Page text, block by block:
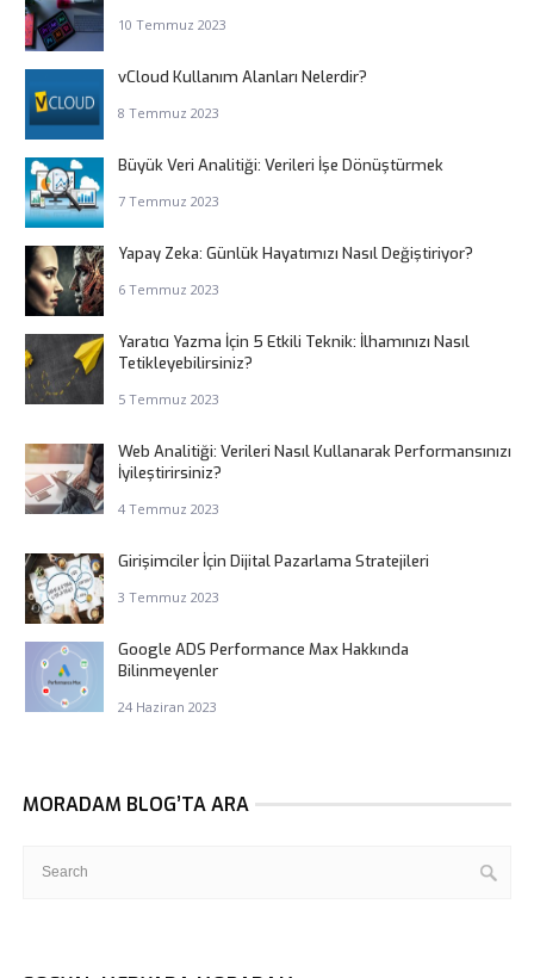
10 Temmuz 2023
vCloud Kullanım Alanları Nelerdir?
8 Temmuz 2023
Büyük Veri Analitiği: Verileri İşe Dönüştürmek
7 Temmuz 2023
Yapay Zeka: Günlük Hayatımızı Nasıl Değiştiriyor?
6 Temmuz 2023
Yaratıcı Yazma İçin 5 Etkili Teknik: İlhamınızı Nasıl
Tetikleyebilirsiniz?
5 Temmuz 2023
Web Analitiği: Verileri Nasıl Kullanarak Performansınızı
İyileştirirsiniz?
4 Temmuz 2023
Girişimciler İçin Dijital Pazarlama Stratejileri
3 Temmuz 2023
Google ADS Performance Max Hakkında
Bilinmeyenler
24 Haziran 2023
MORADAM BLOG’TA ARA